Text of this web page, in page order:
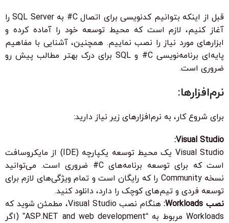
قبل از اینکه بتوانیم کدنویسی برای اتصال C# به SQL Server را
آغاز کنیم، لازم است که محیط توسعه خود را آماده کرده و
ابزارهای مورد نیاز را نصب نماییم. همچنین، آشنایی با مفاهیم
پایه‌ای برنامه‌نویسی C# و SQL برای درک بهتر مطالب پیش رو
ضروری است.
نرم‌افزارها:
برای شروع کار، به نرم‌افزارهای زیر نیاز دارید:
Visual Studio:
Visual Studio یک محیط توسعه یکپارچه (IDE) از مایکروسافت
است که برای توسعه برنامه‌های C# ضروری است. می‌توانید
نسخه Community را که رایگان است و تمام ویژگی‌های لازم برای
توسعه فردی و تیم‌های کوچک را دارد، دانلود کنید.
نصب Workloads:
هنگام نصب Visual Studio، مطمئن شوید که
Workloads مربوط به “ASP.NET and web development” (اگر